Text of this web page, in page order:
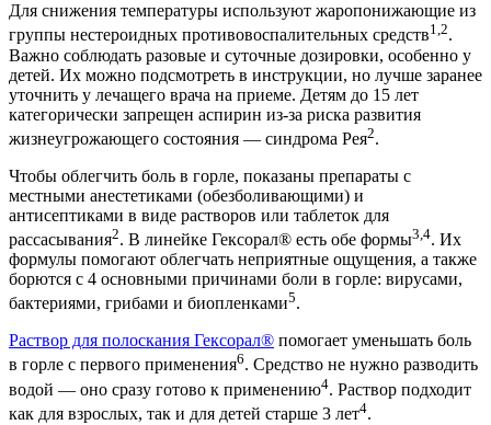
Для снижения температуры используют жаропонижающие из
группы нестероидных противовоспалительных средств1,2.
Важно соблюдать разовые и суточные дозировки, особенно у
детей. Их можно подсмотреть в инструкции, но лучше заранее
уточнить у лечащего врача на приеме. Детям до 15 лет
категорически запрещен аспирин из-за риска развития
жизнеугрожающего состояния — синдрома Рея2.
Чтобы облегчить боль в горле, показаны препараты с
местными анестетиками (обезболивающими) и
антисептиками в виде растворов или таблеток для
рассасывания2. В линейке Гексорал® есть обе формы3,4. Их
формулы помогают облегчать неприятные ощущения, а также
борются с 4 основными причинами боли в горле: вирусами,
бактериями, грибами и биопленками5.
Раствор для полоскания Гексорал® помогает уменьшать боль
в горле с первого применения6. Средство не нужно разводить
водой — оно сразу готово к применению4. Раствор подходит
как для взрослых, так и для детей старше 3 лет4.